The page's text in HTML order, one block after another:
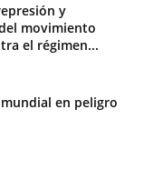
y
movimiento
el régimen...
en peligro